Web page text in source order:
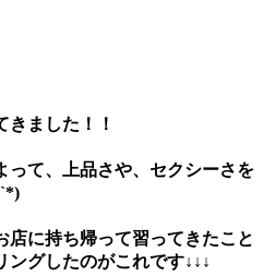
きました！！
って、上品さや、セクシーさを
店に持ち帰って習ってきたこと
ングしたのがこれです↓↓↓